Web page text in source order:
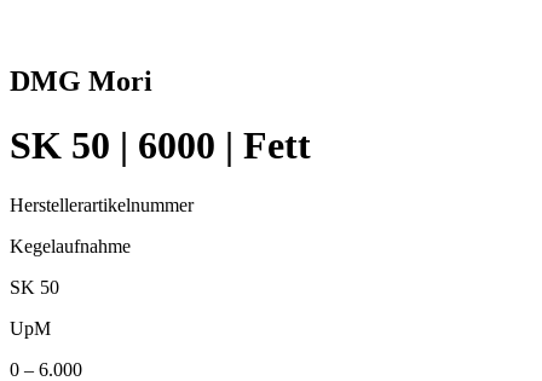
DMG Mori
SK 50 | 6000 | Fett
Herstellerartikelnummer
Kegelaufnahme
SK 50
UpM
0 – 6.000